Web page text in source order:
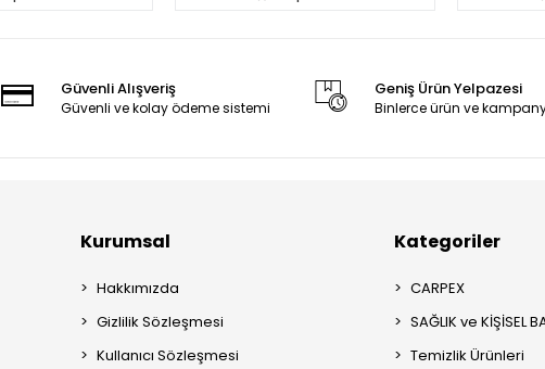
Güvenli Alışveriş
Güvenli ve kolay ödeme sistemi
Geniş Ürün Yelpazesi
Binlerce ürün ve
Kurumsal
Hakkımızda
Gizlilik Sözleşmesi
Kullanıcı Sözleşmesi
Kategoriler
CARPEX
SAĞLIK ve KİŞİSEL
Temizlik Ürünleri